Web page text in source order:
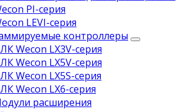
PI-серия
LEVI-серия
контроллеры
Wecon LX3V-серия
Wecon LX5V-серия
Wecon LX5S-серия
Wecon LX6-серия
расширения